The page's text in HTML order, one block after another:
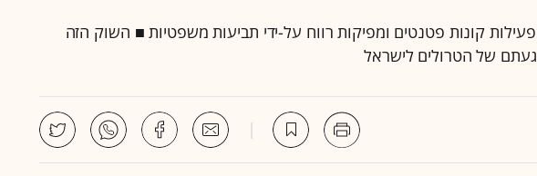
קונות פטנטים ומפיקות רווח על-ידי תביעות משפטיות ■ השוק הזה